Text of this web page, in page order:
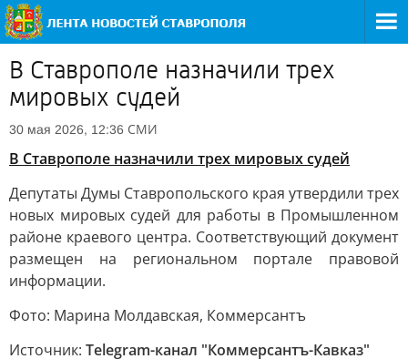
В Ставрополе назначили трех
мировых судей
30 мая 2026, 12:36 СМИ
В Ставрополе назначили трех мировых судей
Депутаты Думы Ставропольского края утвердили трех
новых мировых судей для работы в Промышленном
районе краевого центра. Соответствующий документ
размещен на региональном портале правовой
информации.
Фото: Марина Молдавская, Коммерсантъ
Источник: Telegram-канал "Коммерсантъ-Кавказ"